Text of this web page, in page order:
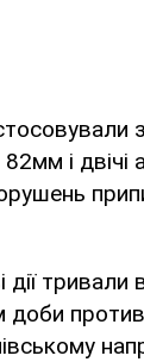
і
тривали
доби